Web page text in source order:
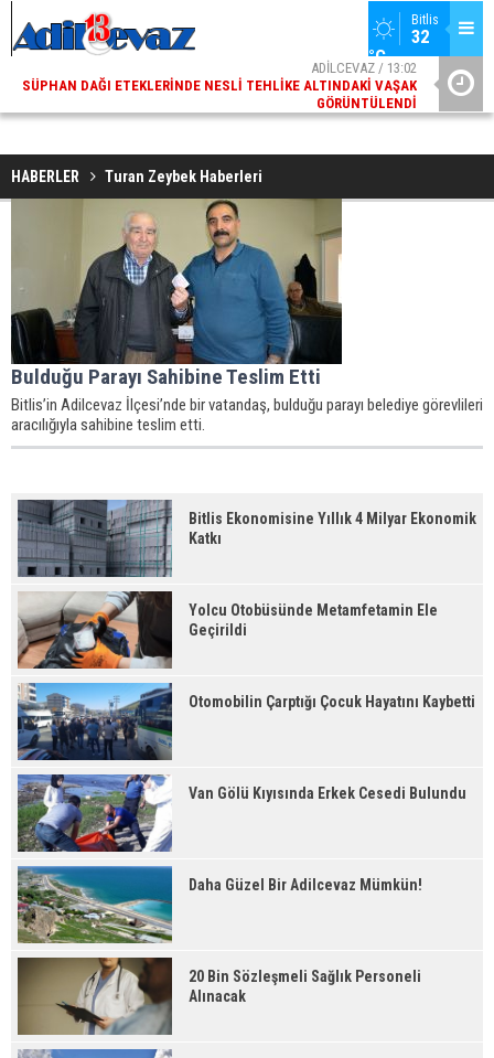
Bitlis
32
°C
ADİLCEVAZ / 13:02
SÜPHAN DAĞI ETEKLERINDE NESLI TEHLIKE ALTINDAKI VAŞAK
GÖRÜNTÜLENDI
HABERLER Turan Zeybek Haberleri
Bulduğu Parayı Sahibine Teslim Etti
Bitlis’in Adilcevaz İlçesi’nde bir vatandaş, bulduğu parayı belediye görevlileri
aracılığıyla sahibine teslim etti.
Bitlis Ekonomisine Yıllık 4 Milyar Ekonomik
Katkı
Yolcu Otobüsünde Metamfetamin Ele
Geçirildi
Otomobilin Çarptığı Çocuk Hayatını Kaybetti
Van Gölü Kıyısında Erkek Cesedi Bulundu
Daha Güzel Bir Adilcevaz Mümkün!
20 Bin Sözleşmeli Sağlık Personeli
Alınacak